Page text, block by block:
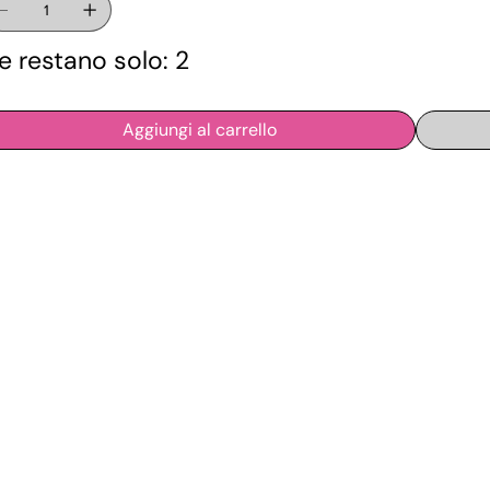
restano solo: 2
Aggiungi al carrello